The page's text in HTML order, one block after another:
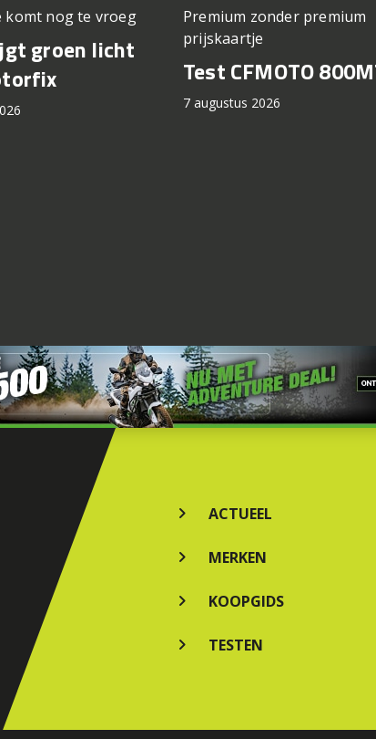
komt nog te vroeg
groen licht
Premium zonder premium
prijskaartje
Test CFMOTO
7 augustus 2026
ACTUEEL
MERKEN
KOOPGIDS
TESTEN